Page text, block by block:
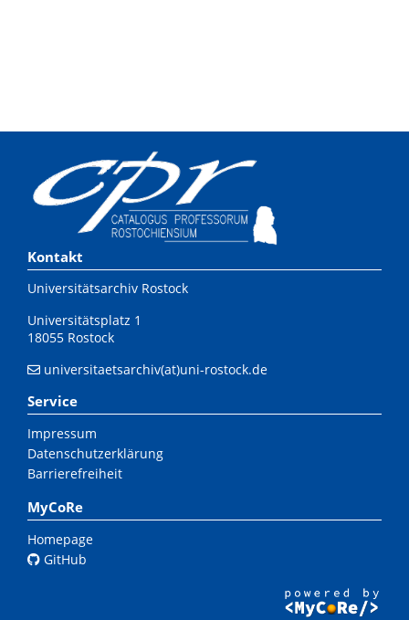
Kontakt
Universitätsarchiv Rostock
Universitätsplatz 1
18055 Rostock
universitaetsarchiv(at)uni-rostock.de
Service
Impressum
Datenschutzerklärung
Barrierefreiheit
MyCoRe
Homepage
GitHub